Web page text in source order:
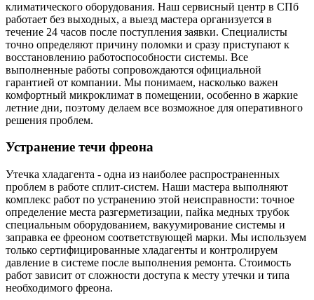
климатического оборудования. Наш сервисный центр в СПб
работает без выходных, а выезд мастера организуется в
течение 24 часов после поступления заявки. Специалисты
точно определяют причину поломки и сразу приступают к
восстановлению работоспособности системы. Все
выполненные работы сопровождаются официальной
гарантией от компании. Мы понимаем, насколько важен
комфортный микроклимат в помещении, особенно в жаркие
летние дни, поэтому делаем все возможное для оперативного
решения проблем.
Устранение течи фреона
Утечка хладагента - одна из наиболее распространенных
проблем в работе сплит-систем. Наши мастера выполняют
комплекс работ по устранению этой неисправности: точное
определение места разгерметизации, пайка медных трубок
специальным оборудованием, вакуумирование системы и
заправка ее фреоном соответствующей марки. Мы используем
только сертифицированные хладагенты и контролируем
давление в системе после выполнения ремонта. Стоимость
работ зависит от сложности доступа к месту утечки и типа
необходимого фреона.